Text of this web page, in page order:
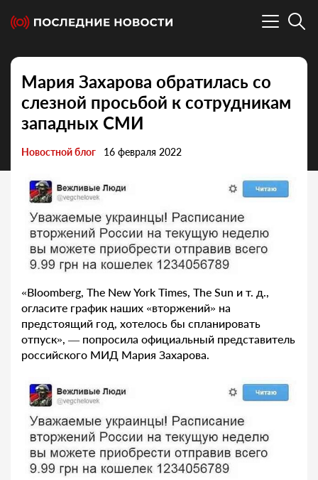
Мария Захарова обратилась со
слезной просьбой к сотрудникам
западных СМИ
Новостной блог 16 февраля 2022
«Bloomberg, The New York Times, The Sun и т. д.,
огласите график наших «вторжений» на
предстоящий год, хотелось бы спланировать
отпуск», — попросила официальный представитель
российского МИД Мария Захарова.